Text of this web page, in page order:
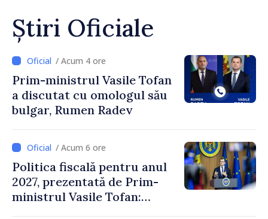
Știri Oficiale
/ Acum 4 ore
Prim-ministrul Vasile Tofan
a discutat cu omologul său
bulgar, Rumen Radev
/ Acum 6 ore
Politica fiscală pentru anul
2027, prezentată de Prim-
ministrul Vasile Tofan: